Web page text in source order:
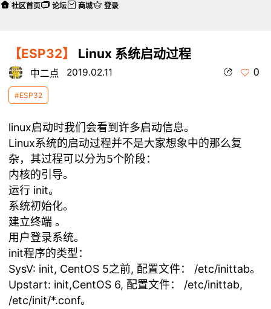
【ESP32】 Linux 系统启动过程
中二点 2019.02.11 0
#ESP32
linux启动时我们会看到许多启动信息。
Linux系统的启动过程并不是大家想象中的那么复
杂，其过程可以分为5个阶段：
内核的引导。
运行 init。
系统初始化。
建立终端 。
用户登录系统。
init程序的类型：
SysV: init, CentOS 5之前, 配置文件： /etc/inittab。
Upstart: init,CentOS 6, 配置文件： /etc/inittab,
/etc/init/*.conf。
社区首页 论坛 商城 登录